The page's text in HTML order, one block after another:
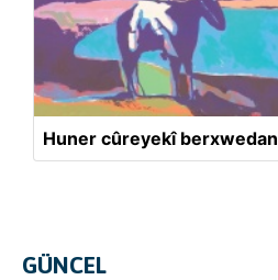
Huner cûreyekî
GÜNCEL